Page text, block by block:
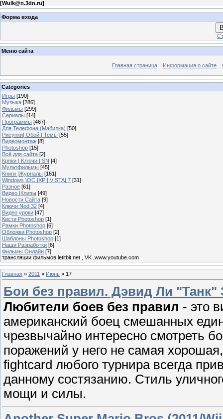
[Wulk@n.3dn.ru]
Форма входа
Меню сайта
Главная страница Информация о сайте
Categories
Игры [190]
Музыка [286]
Фильмы [299]
Сериалы [14]
Программы [467]
Для Телефона (Мабилка) [50]
Рисунки| Обой | Темы [55]
Видеомонтаж [8]
Photoshop [15]
Всё для сайта [2]
Кряки | Kлючи | SN [4]
Мультфильмы [45]
Книги |Журналы [161]
Windows \OC |XP | VISTA| 7 [31]
Разное [61]
Видео |Клипы [49]
Новости Сайта [9]
Ключи Nod 32 [4]
Видео уроки [47]
Кисти Photoshop [1]
Рамки Photoshop [6]
Обложки Photoshop [2]
Шаблоны Photoshop [1]
Наши Разработки [6]
Фильмы Онлайн [7]
трансляции фильмов letitbit.net , VK ,www.youtube.com
Главная » 2011 » Июнь » 17
Бои без правил. Дэвид Ли "Танк"
Любители боев без правил - это
американский боец смешанных
чрезвычайно интересно смотреть
поражений у него не самая
fightcard любого турнира всегда
данному состязанию. Стиль
мощи и силы.